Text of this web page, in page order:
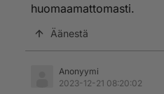
huomaamattomasti.
Äänestä
Anonyymi
2023-12-21 08:20:02